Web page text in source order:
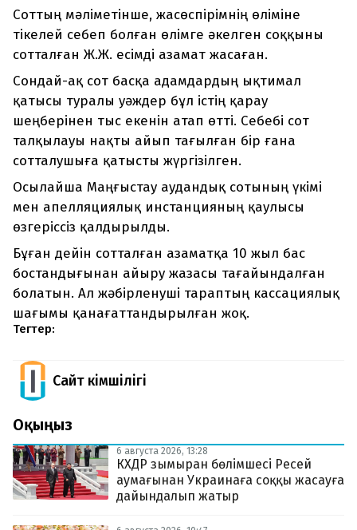
Соттың мәліметінше, жасөспірімнің өліміне
тікелей себеп болған өлімге әкелген соққыны
сотталған Ж.Ж. есімді азамат жасаған.
Сондай-ақ сот басқа адамдардың ықтимал
қатысы туралы уәждер бұл істің қарау
шеңберінен тыс екенін атап өтті. Себебі сот
талқылауы нақты айып тағылған бір ғана
сотталушыға қатысты жүргізілген.
Осылайша Маңғыстау аудандық сотының үкімі
мен апелляциялық инстанцияның қаулысы
өзгеріссіз қалдырылды.
Бұған дейін сотталған азаматқа 10 жыл бас
бостандығынан айыру жазасы тағайындалған
болатын. Ал жәбірленуші тараптың кассациялық
шағымы қанағаттандырылған жоқ.
Тегтер:
Сайт Әкімшілігі
Оқыңыз
6 августа 2026, 13:28
КХДР зымыран бөлімшесі Ресей
аумағынан Украинаға соққы жасауға
дайындалып жатыр